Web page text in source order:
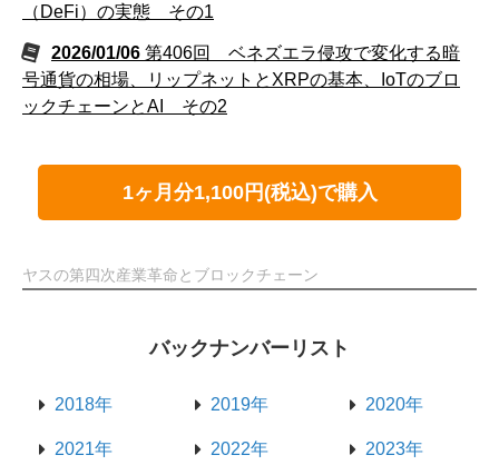
（DeFi）の実態 その1
2026/01/06 第406回 ベネズエラ侵攻で変化する暗
号通貨の相場、リップネットとXRPの基本、IoTのブロ
ックチェーンとAI その2
1ヶ月分1,100円(税込)で購入
ヤスの第四次産業革命とブロックチェーン
バックナンバーリスト
2018年 2019年 2020年
2021年 2022年 2023年